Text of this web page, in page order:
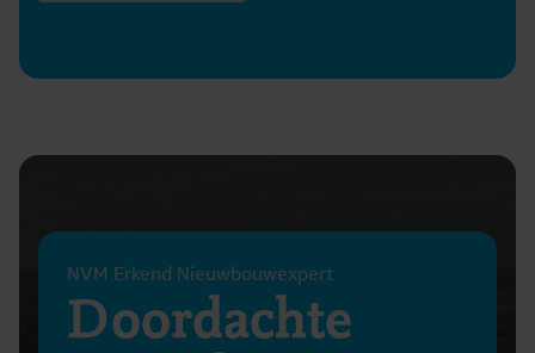
NVM Erkend Nieuwbouwexpert
Doordachte